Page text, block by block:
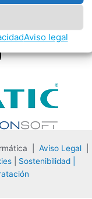
Aviso legal
| Aviso Legal
Sostenibilidad |